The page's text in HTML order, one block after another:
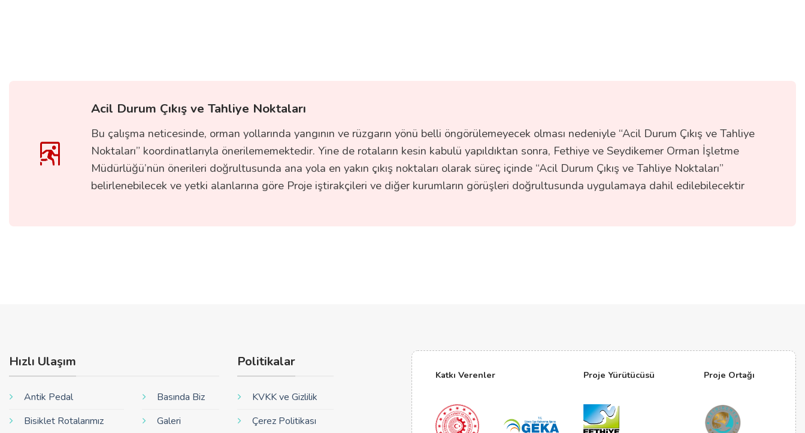
Acil Durum Çıkış ve Tahliye Noktaları
Bu çalışma neticesinde, orman yollarında yangının ve rüzgarın yönü belli öngörülemeyecek olması nedeniyle “Acil Durum Çıkış ve Tahliye
Noktaları” koordinatlarıyla önerilememektedir. Yine de rotaların kesin kabulü yapıldıktan sonra, Fethiye ve Seydikemer Orman İşletme
Müdürlüğü’nün önerileri doğrultusunda ana yola en yakın çıkış noktaları olarak süreç içinde “Acil Durum Çıkış ve Tahliye Noktaları”
belirlenebilecek ve yetki alanlarına göre Proje iştirakçileri ve diğer kurumların görüşleri doğrultusunda uygulamaya dahil edilebilecektir
Hızlı Ulaşım
Antik Pedal
Bisiklet Rotalarımız
Basında Biz
Galeri
Politikalar
KVKK ve Gizlilik
Çerez Politikası
Katkı Verenler Proje Yürütücüsü Proje Ortağı